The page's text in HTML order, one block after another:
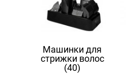
Машинки для
стрижки волос
(40)